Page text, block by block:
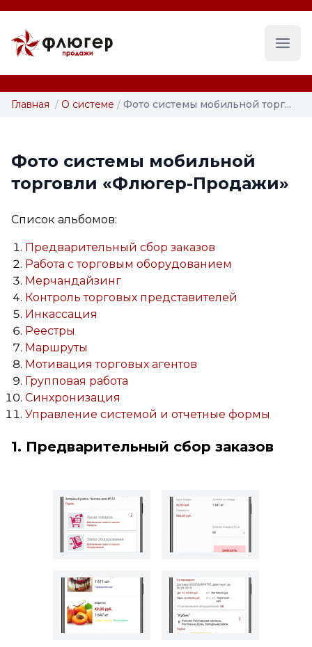
Главная / О системе / Фото системы мобильной торг...
Фото системы мобильной
торговли «Флюгер-Продажи»
Список альбомов:
Предварительный сбор заказов
Работа с торговым оборудованием
Мерчандайзинг
Контроль торговых представителей
Инкассация
Реестры
Маршруты
Мотивация торговых агентов
Групповая работа
Синхронизация
Управление системой и отчетные формы
1. Предварительный сбор заказов